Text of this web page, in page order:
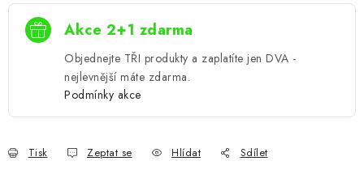
Akce 2+1 zdarma
Objednejte TŘI produkty a zaplatíte jen DVA -
nejlevnější máte zdarma.
Podmínky akce
Tisk Zeptat se Hlídat Sdílet